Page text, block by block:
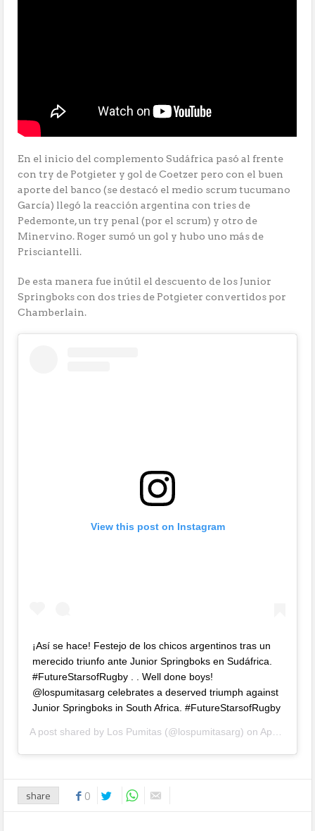
En el inicio del complemento Sudáfrica pasó al frente
con try de Potgieter y gol de Coetzer pero con el buen
aporte del banco (se destacó el medio scrum tucumano
García) llegó la reacción argentina con tries de
Pedemonte, un try penal (por el scrum) y otro de
Minervino. Roger sumó un gol y hubo uno más de
Prisciantelli.
De esta manera fue inútil el descuento de los Junior
Springboks con dos tries de Potgieter convertidos por
Chamberlain.
View this post on Instagram
¡Así se hace! Festejo de los chicos argentinos tras un
merecido triunfo ante Junior Springboks en Sudáfrica.
#FutureStarsofRugby . . Well done boys!
@lospumitasarg celebrates a deserved triumph against
Junior Springboks in South Africa. #FutureStarsofRugby
A post shared by Los Pumitas (@lospumitasarg) onApr 17, 2019 at 10:19am PDT
share 0